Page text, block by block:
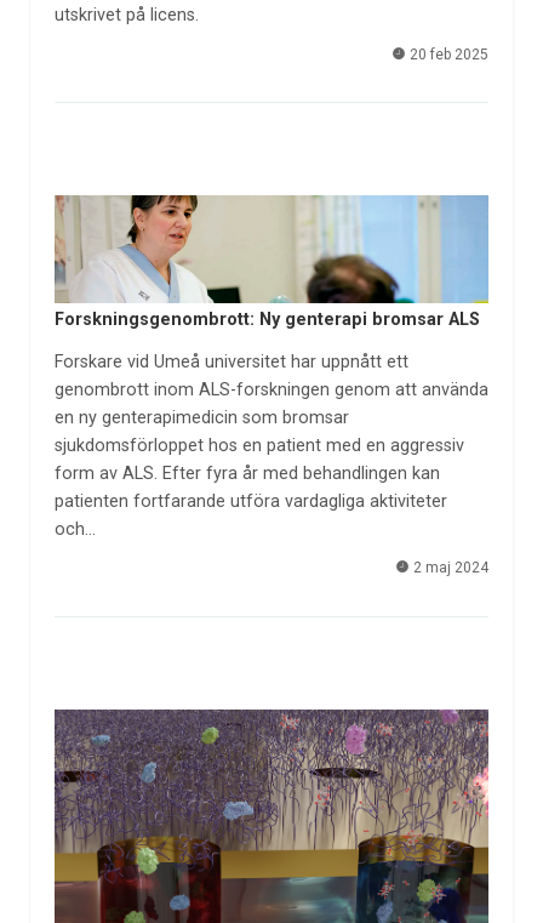
utskrivet på licens.
20 feb 2025
Forskningsgenombrott: Ny genterapi bromsar ALS
Forskare vid Umeå universitet har uppnått ett
genombrott inom ALS-forskningen genom att använda
en ny genterapimedicin som bromsar
sjukdomsförloppet hos en patient med en aggressiv
form av ALS. Efter fyra år med behandlingen kan
patienten fortfarande utföra vardagliga aktiviteter
och…
2 maj 2024